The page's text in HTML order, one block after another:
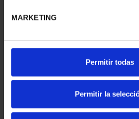
MARKETING
Permitir todas
Permitir la